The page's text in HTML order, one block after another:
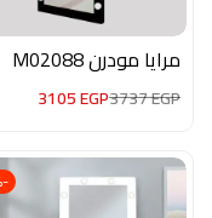
مرايا مودرن M02088
3737EGP
3105EGP
-27%